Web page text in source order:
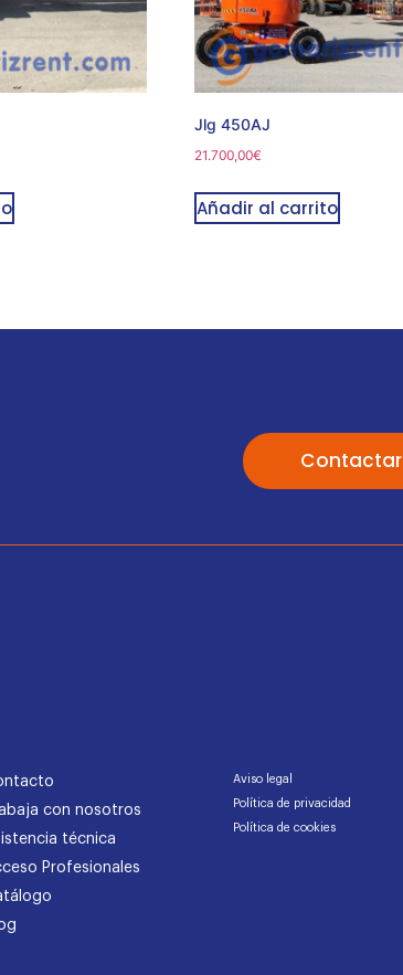
Jlg 450AJ
21.700,00€
Añadir al carrito
Contactar
con nosotros
técnica
Profesionales
Aviso legal
Política de privacidad
Política de cookies